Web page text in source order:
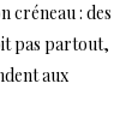
créneau : des
pas partout,
aux